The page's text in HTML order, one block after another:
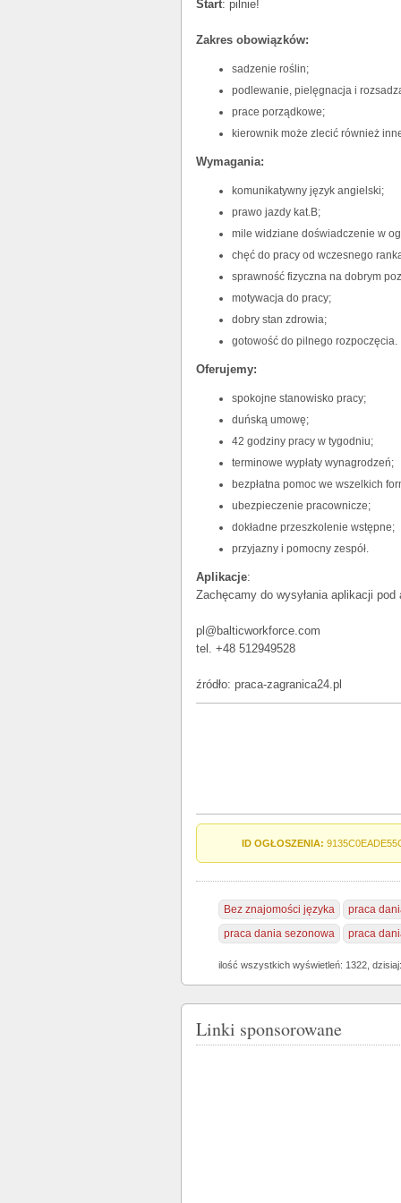
Start: pilnie!
Zakres obowiązków:
sadzenie roślin;
podlewanie, pielęgnacja i
prace porządkowe;
kierownik może zlecić również
Wymagania:
komunikatywny język angielski;
prawo jazdy kat.B;
mile widziane doświadczenie w
chęć do pracy od wczesnego
sprawność fizyczna na dobrym
motywacja do pracy;
dobry stan zdrowia;
gotowość do pilnego rozpoczęcia.
Oferujemy:
spokojne stanowisko pracy;
duńską umowę;
42 godziny pracy w tygodniu;
terminowe wypłaty wynagrodzeń;
bezpłatna pomoc we wszelkich
ubezpieczenie pracownicze;
dokładne przeszkolenie wstępne;
przyjazny i pomocny zespół.
Aplikacje:
Zachęcamy do wysyłania aplikacji pod
pl@balticworkforce.com
tel. +48 512949528
źródło: praca-zagranica24.pl
ID OGŁOSZENIA:
Bez znajomości języka
praca
praca dania sezonowa
praca
ilość wszystkich wyświetleń: 1322,
Linki sponsorowane